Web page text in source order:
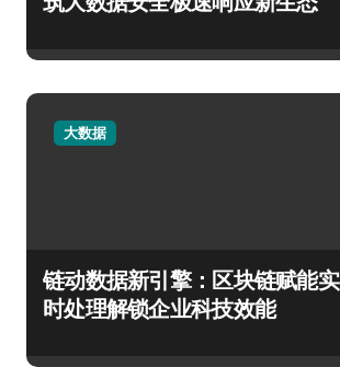
大数据
链动数据新引擎：区块链赋能实
时处理解锁企业科技效能